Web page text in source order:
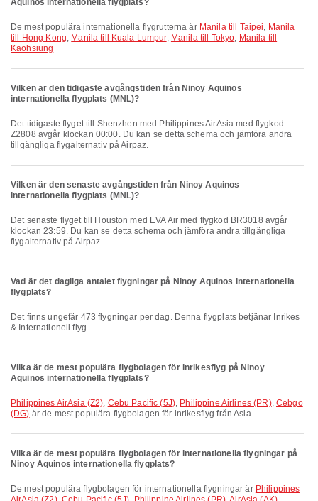
Aquinos internationella flygplats?
De mest populära internationella flygrutterna är Manila till Taipei, Manila
till Hong Kong, Manila till Kuala Lumpur, Manila till Tokyo, Manila till
Kaohsiung
Vilken är den tidigaste avgångstiden från Ninoy Aquinos
internationella flygplats (MNL)?
Det tidigaste flyget till Shenzhen med Philippines AirAsia med flygkod
Z2808 avgår klockan 00:00. Du kan se detta schema och jämföra andra
tillgängliga flygalternativ på Airpaz.
Vilken är den senaste avgångstiden från Ninoy Aquinos
internationella flygplats (MNL)?
Det senaste flyget till Houston med EVA Air med flygkod BR3018 avgår
klockan 23:59. Du kan se detta schema och jämföra andra tillgängliga
flygalternativ på Airpaz.
Vad är det dagliga antalet flygningar på Ninoy Aquinos internationella
flygplats?
Det finns ungefär 473 flygningar per dag. Denna flygplats betjänar Inrikes
& Internationell flyg.
Vilka är de mest populära flygbolagen för inrikesflyg på Ninoy
Aquinos internationella flygplats?
Philippines AirAsia (Z2), Cebu Pacific (5J), Philippine Airlines (PR), Cebgo
(DG) är de mest populära flygbolagen för inrikesflyg från Asia.
Vilka är de mest populära flygbolagen för internationella flygningar på
Ninoy Aquinos internationella flygplats?
De mest populära flygbolagen för internationella flygningar är Philippines